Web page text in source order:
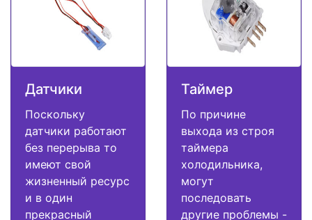
Датчики
Поскольку
датчики работают
без перерыва то
имеют свой
жизненный ресурс
и в один
прекрасный
Таймер
По причине
выхода из строя
таймера
холодильника,
могут
последовать
другие проблемы -